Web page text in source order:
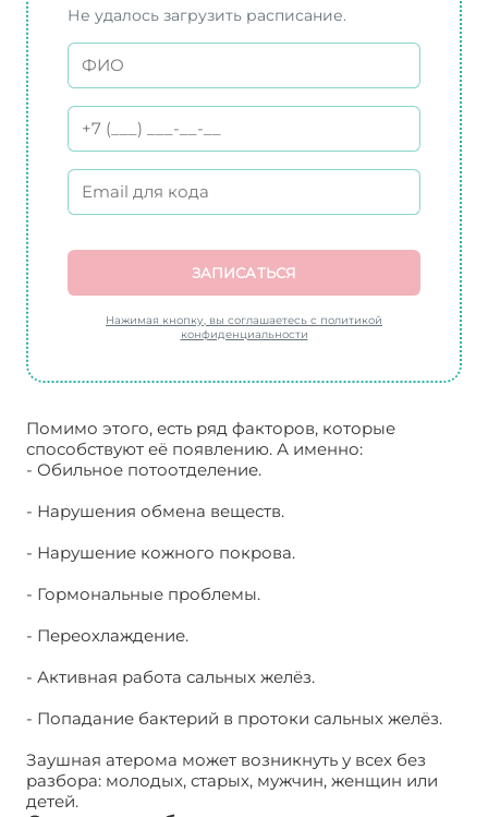
Не удалось загрузить расписание.
ЗАПИСАТЬСЯ
Нажимая кнопку, вы соглашаетесь с политикой
конфиденциальности
Помимо этого, есть ряд факторов, которые
способствуют её появлению. А именно:
- Обильное потоотделение.
- Нарушения обмена веществ.
- Нарушение кожного покрова.
- Гормональные проблемы.
- Переохлаждение.
- Активная работа сальных желёз.
- Попадание бактерий в протоки сальных желёз.
Заушная атерома может возникнуть у всех без
разбора: молодых, старых, мужчин, женщин или
детей.